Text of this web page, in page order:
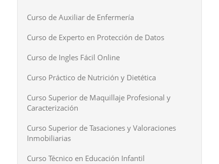
Curso de Auxiliar de Enfermería
Curso de Experto en Protección de Datos
Curso de Ingles Fácil Online
Curso Práctico de Nutrición y Dietética
Curso Superior de Maquillaje Profesional y
Caracterización
Curso Superior de Tasaciones y Valoraciones
Inmobiliarias
Curso Técnico en Educación Infantil